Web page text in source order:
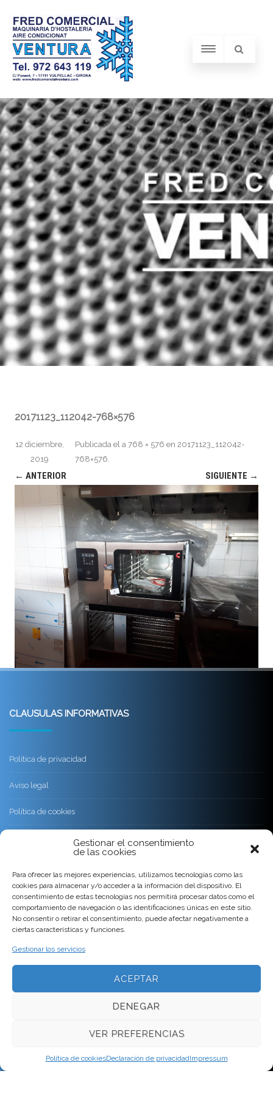
Gestionar el consentimiento
de las cookies
Para ofrecer las mejores experiencias, utilizamos tecnologías como las
cookies para almacenar y/o acceder a la información del dispositivo. El
consentimiento de estas tecnologías nos permitirá procesar datos como el
comportamiento de navegación o las identificaciones únicas en este sitio.
No consentir o retirar el consentimiento, puede afectar negativamente a
ciertas características y funciones.
Gestionar los servicios
ACEPTAR
DENEGAR
VER PREFERENCIAS
Política de cookiesDeclaración de privacidadImpressum
20171123_112042-768×576
Publicada el
12 diciembre,
2019
a 768 × 576 en 20171123_112042-
768×576.
← ANTERIOR SIGUIENTE →
CLAUSULAS INFORMATIVAS
Política de privacidad
Aviso legal
Política de cookies
Condiciones Generales de venta y servicio
CONTACTO
Ponent 7 17111 Vulpellac Girona Tlf